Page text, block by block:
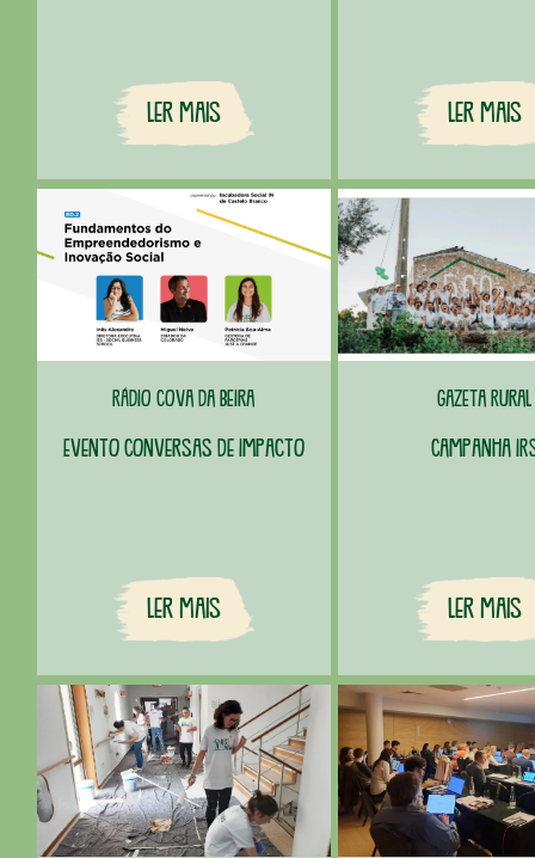
Ler Mais Ler Mais
Rádio Cova da Beira
Evento Conversas de Impacto
Ler Mais
Gazeta Rural
Campanha
Ler Mais